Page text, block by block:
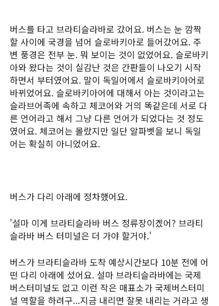
버스를 타고 브라티슬라바로 갔어요. 버스는 눈 깜짝
할 사이에 국경을 넘어 슬로바키아로 들어갔어요. 주
변 풍경은 전부 눈. 뭐 보이는 것이 없었어요. 슬로바키
아와 왔다는 것이 실감난 것은 간판들이 나오기 시작
하면서 부터였어요. 말이 독일어에서 슬로바키아어로
바뀌었어요. 슬로바키아어에 대해서 아는 것이라고는
슬라브어족에 속하고 체코어와 거의 똑같은데 서로 다
른 언어라고 해서 그냥 다른 언어가 되었다는 것 정도
였어요. 체코어는 몰랐지만 일단 알파벳을 보니 독일
어는 확실히 아니었어요.
버스가 다리 아래에 정차했어요.
'설마 이게 브라티슬라바 버스 정류장이겠어? 브라티
슬라바 버스 터미널은 더 가야 할거야.'
버스가 브라티슬라바 도착 예상시간보다 10분 전에 어
떤 다리 아래에 섰어요. 설마 브라티슬라바에는 국제
버스터미널도 없고 이런 작은 매표소가 국제버스터미
널 역할을 하려구...지금 내리면 잘못 내리는 거라고 생